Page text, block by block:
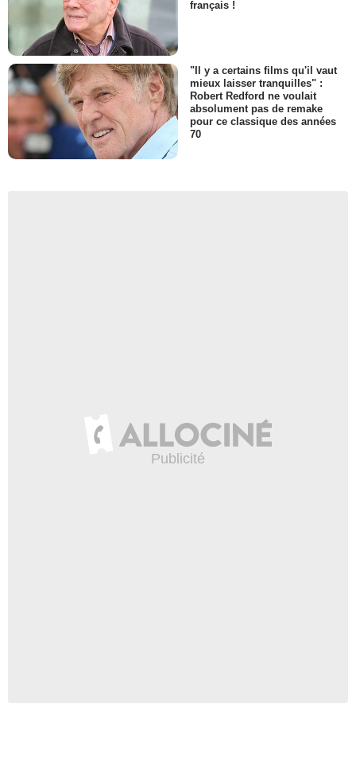
français !
"Il y a certains films qu'il vaut
mieux laisser tranquilles" :
Robert Redford ne voulait
absolument pas de remake
pour ce classique des années
70